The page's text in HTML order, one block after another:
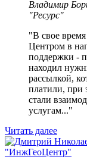
Владимир
"Ресурс"
"В свое
Центром в
поддержки -
находил
рассылкой,
платили, при
стали
услугам..."
Читать далее